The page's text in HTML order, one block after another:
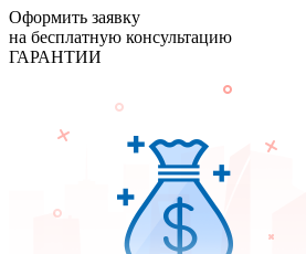
Оформить заявку
на бесплатную консультацию
ГАРАНТИИ